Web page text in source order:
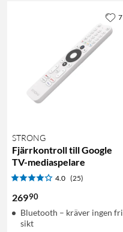
STRONG
Fjärrkontroll till Google
TV-mediaspelare
4.0 (25)
26990
Bluetooth – kräver ingen fri
sikt
7